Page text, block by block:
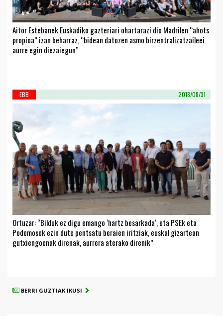
Aitor Estebanek Euskadiko gazteriari ohartarazi dio Madrilen “ahots
propioa” izan beharraz, “bidean datozen asmo birzentralizatzaileei
aurre egin diezaiegun”
EBB 2018/08/31
Ortuzar: “Bilduk ez digu emango ‘hartz besarkada‘, eta PSEk eta
Podemosek ezin dute pentsatu beraien iritziak, euskal gizartean
gutxiengoenak direnak, aurrera aterako direnik”
BERRI GUZTIAK IKUSI